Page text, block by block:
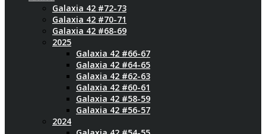
Galaxia 42 #72-73
Galaxia 42 #70-71
Galaxia 42 #68-69
2025
Galaxia 42 #66-67
Galaxia 42 #64-65
Galaxia 42 #62-63
Galaxia 42 #60-61
Galaxia 42 #58-59
Galaxia 42 #56-57
2024